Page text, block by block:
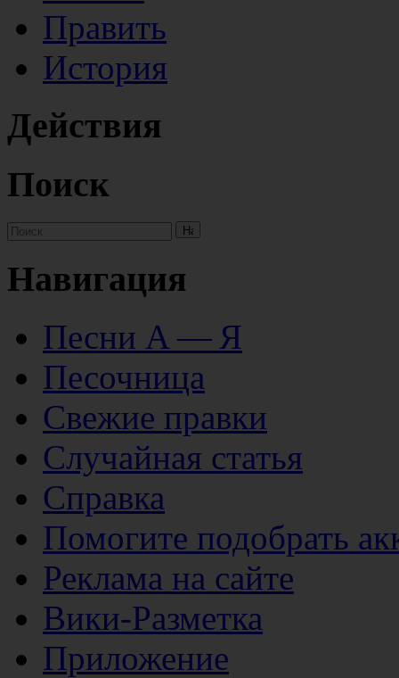
Править
История
Действия
Поиск
Навигация
Песни А — Я
Песочница
Свежие правки
Случайная статья
Справка
Помогите подобрать
Реклама на сайте
Вики-Разметка
Приложение